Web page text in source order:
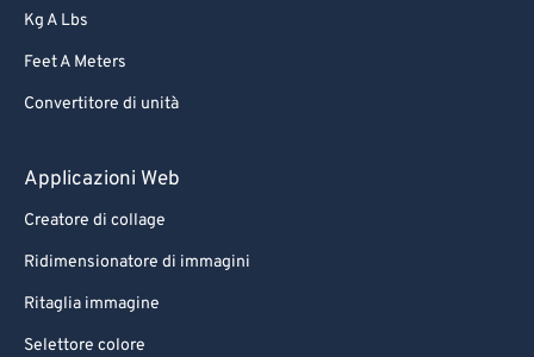
Kg A Lbs
Feet A Meters
Convertitore di unità
Applicazioni Web
Creatore di collage
Ridimensionatore di immagini
Ritaglia immagine
Selettore colore